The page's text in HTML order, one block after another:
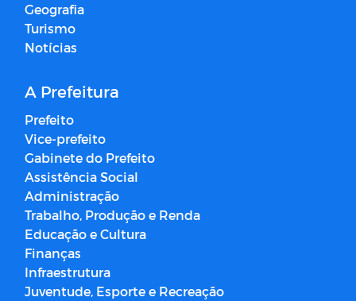
Geografia
Turismo
Notícias
A Prefeitura
Prefeito
Vice-prefeito
Gabinete do Prefeito
Assistência Social
Administração
Trabalho, Produção e Renda
Educação e Cultura
Finanças
Infraestrutura
Juventude, Esporte e Recreação